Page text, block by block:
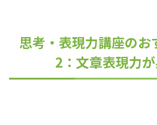
思考・表現力講座のお
2：文章表現力